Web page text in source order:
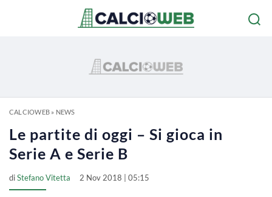
CALCIOWEB» NEWS
Le partite di oggi – Si gioca in
Serie A e Serie B
diStefano Vitetta 2 Nov 2018 | 05:15